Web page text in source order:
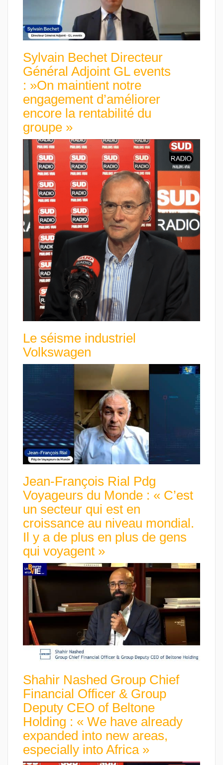
Sylvain Bechet Directeur
Général Adjoint GL events
: »On maintient notre
engagement d’améliorer
encore la rentabilité du
groupe »
Le séisme industriel
Volkswagen
Jean-François Rial Pdg
Voyageurs du Monde : « C’est
un secteur qui est en
croissance au niveau mondial.
Il y a de plus en plus de gens
qui voyagent »
Shahir Nashed Group Chief
Financial Officer & Group
Deputy CEO of Beltone
Holding : « We have already
expanded into new areas,
especially into Africa »